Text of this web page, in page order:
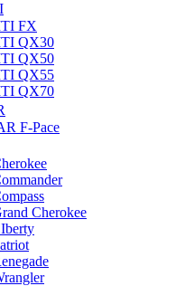
FX
QX30
QX50
QX55
QX70
F-Pace
Cherokee